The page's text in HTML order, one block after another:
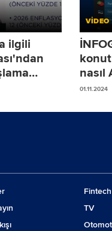
ilgili
VİDEO
konut
nasıl
01.11.2024
Fintech
TV